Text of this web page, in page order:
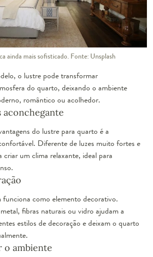
ainda mais sofisticado. Fonte: Unsplash
o lustre pode transformar
do quarto, deixando o ambiente
romântico ou acolhedor.
aconchegante
do lustre para quarto é a
Diferente de luzes muito fortes e
criar um clima relaxante, ideal para
como elemento decorativo.
fibras naturais ou vidro ajudam a
estilos de decoração e deixam o quarto
o ambiente